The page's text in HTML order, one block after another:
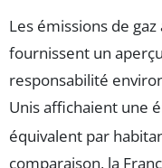
Les émissions de gaz
fournissent un
responsabilité
Unis affichaient une
équivalent par
comparaison, la